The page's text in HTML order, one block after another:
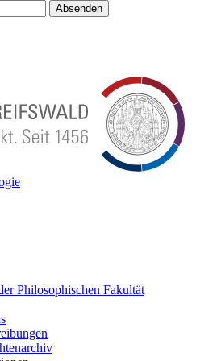
Absenden
Philosophischen Fakultät